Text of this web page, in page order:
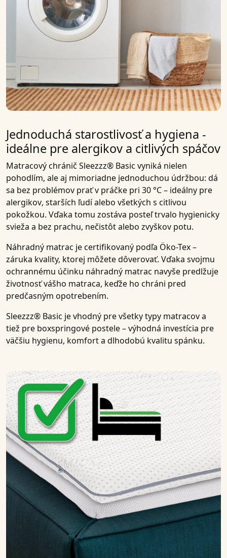
Jednoduchá starostlivosť a hygiena -
ideálne pre alergikov a citlivých spáčov
Matracový chránič Sleezzz® Basic vyniká nielen
pohodlím, ale aj mimoriadne jednoduchou údržbou: dá
sa bez problémov prať v práčke pri 30 °C– ideálny pre
alergikov, starších ľudí alebo všetkých s citlivou
pokožkou. Vďaka tomu zostáva posteľ trvalo hygienicky
svieža a bez prachu, nečistôt alebo zvyškov potu.
Náhradný matrac jecertifikovaný podľa Öko-Tex–
záruka kvality, ktorej môžete dôverovať. Vďaka svojmu
ochrannému účinku náhradný matrac navyše predlžuje
životnosť vášho matraca, keďže ho chráni pred
predčasným opotrebením.
Sleezzz® Basic je vhodný prevšetky typy matracov a
tiež pre boxspringové postele– výhodná investícia pre
väčšiu hygienu, komfort a dlhodobú kvalitu spánku.